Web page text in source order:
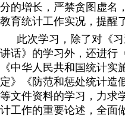
分的增长，严禁贪图虚名
教育统计工作实况，提醒
此次学习，除了对《
讲话》的学习外，还进行
《中华人民共和国统计
定》《防范和惩处统计造
等文件资料的学习，力求
计工作的重要论述，全面